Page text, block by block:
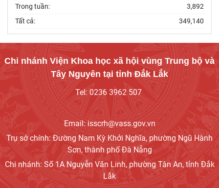
Hội thảo khoa học quốc gia “Danh nhân văn
hóa Lê Quý Đôn - Di sản và giá trị thời đại”
Viện Hàn lâm Khoa học xã hội Việt Nam tham
dự Hội nghị nghiên cứu, học tập, quán triệt và
viện Chính trị
Trong tuần:
3,892
Tất cả:
349,140
Chi nhánh Viện Khoa học xã hội vùng Trung bộ và
Tây Nguyên tại tỉnh Đắk Lắk
Tel: 0236 3962 507
Email: isscrh@vass.gov.vn
Trụ sở chính: Đường Nam Kỳ Khởi Nghĩa, phường Ngũ Hành
Sơn, thành phố Đà Nẵng
Chi nhánh: Số 1A Nguyễn Văn Linh, phường Tân An, tỉnh Đắk
Lắk